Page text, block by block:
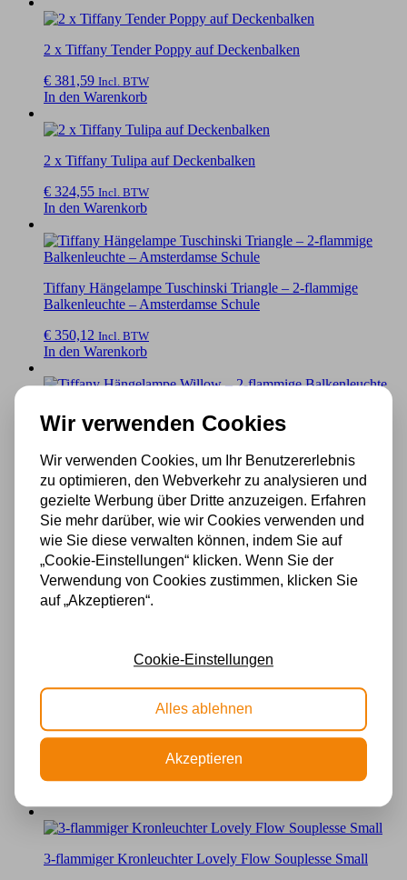
2 x Tiffany Tender Poppy auf Deckenbalken
€ 381,59 Incl. BTW
In den Warenkorb
2 x Tiffany Tulipa auf Deckenbalken
€ 324,55 Incl. BTW
In den Warenkorb
Tiffany Hängelampe Tuschinski Triangle – 2-flammige
Balkenleuchte – Amsterdamse Schule
€ 350,12 Incl. BTW
In den Warenkorb
Tiffany Hängelampe Willow – 2-flammige Balkenleuchte
In den Warenkorb
3-flammiger Kronleuchter Lovely Arata Green
€422,88 Incl. BTW
In den Warenkorb
Incl. BTW
In den Warenkorb
€405,19 Incl. BTW
3-flammiger Kronleuchter Lovely Flow Souplesse Small
Wir verwenden Cookies
Wir verwenden Cookies, um Ihr Benutzererlebnis
zu optimieren, den Webverkehr zu analysieren und
gezielte Werbung über Dritte anzuzeigen. Erfahren
Sie mehr darüber, wie wir Cookies verwenden und
wie Sie diese verwalten können, indem Sie auf
„Cookie-Einstellungen“ klicken. Wenn Sie der
Verwendung von Cookies zustimmen, klicken Sie
auf „Akzeptieren“.
Cookie-Einstellungen
Alles ablehnen
Akzeptieren